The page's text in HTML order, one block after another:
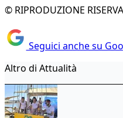
© RIPRODUZIONE
Seguici anche su
Altro di Attualità